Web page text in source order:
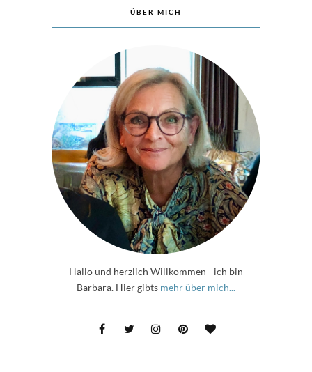
ÜBER MICH
Hallo und herzlich Willkommen - ich bin
Barbara. Hier gibts mehr über mich...